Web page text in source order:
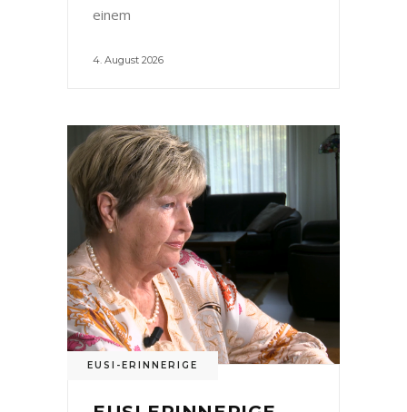
einem
4. August 2026
EUSI-ERINNERIGE